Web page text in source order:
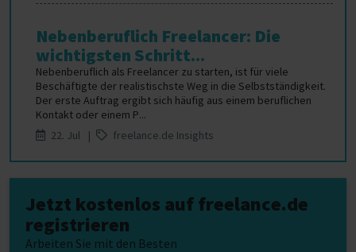
Nebenberuflich Freelancer: Die
wichtigsten Schritt...
Nebenberuflich als Freelancer zu starten, ist für viele
Beschäftigte der realistischste Weg in die Selbstständigkeit.
Der erste Auftrag ergibt sich häufig aus einem beruflichen
Kontakt oder einem P...
22. Jul |
freelance.de Insights
Jetzt kostenlos auf freelance.de
registrieren
Arbeiten Sie mit den Besten